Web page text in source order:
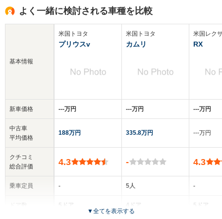
よく一緒に検討される車種を比較
基本情報
新車価格
中古車
平均価格
クチコミ
総合評価
乗車定員
米国トヨタ
プリウスv
‐‐‐万円
188万円
4.3
-
5ドア
米国トヨタ
カムリ
‐‐‐万円
335.8万円
-
5人
4ドア
米国レク
RX
‐‐‐万円
‐‐‐万円
4.3
-
5ドア
▼全てを表示する